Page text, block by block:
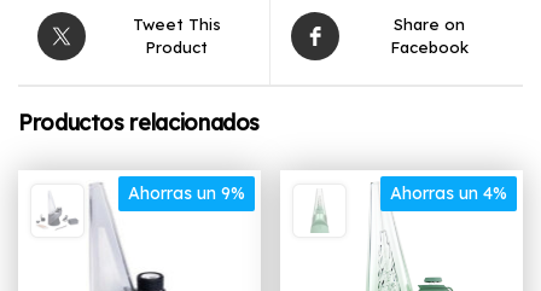
Tweet This
Product
Share on
Facebook
Productos relacionados
Ahorras un 9% Ahorras un 4%